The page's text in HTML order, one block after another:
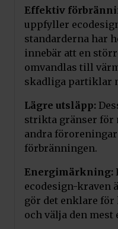
Effektiv
uppfyller
standarderna har
innebär att en
omvandlas till
skadliga partiklar
Lägre utsläpp:
strikta gränser för
andra
förbränningen.
Energimärkning:
ecodesign-kraven
gör det enklare
och välja den